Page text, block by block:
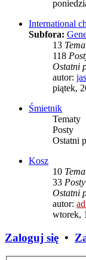
International
Subfora:
13
118
Ostatni
autor:
piątek,
Śmietnik
Tematy
Posty
Ostatni
Kosz
10
33 Posty
Ostatni
autor:
wtorek,
Zaloguj się •